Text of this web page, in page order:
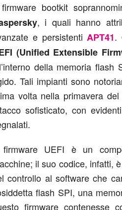
bootkit
, i quali hanno
e persistenti APT41.
(Unified Extensible
della memoria
Tali impianti sono
volta nella primavera
sofisticato, con
UEFI è un
il suo codice, infatti,
controllo al software che
flash SPI, una
firmware contenesse